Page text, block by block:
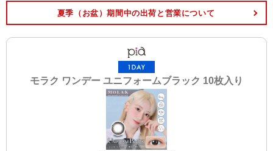
夏季（お盆）期間中の出荷と営業について
モラク ワンデー ユニフォームブラック 10枚入り